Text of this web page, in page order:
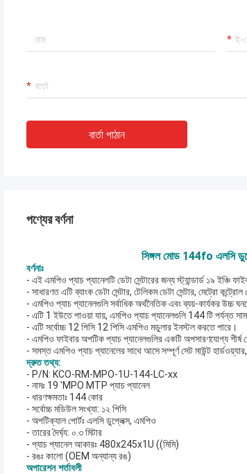
বার্তা পাঠান
পণ্যের বর্ণনা
সিঙ্গল মোড 144fo এলসি
বর্ণনাঃ
- এই এমপিও প্যাচ প্যানেলটি ডেটা সেন্টারের জন্য স্ট্যান্ডার্ড ১৯ ইঞ্চি
- সাধারণত এটি ব্যাংক ডেটা সেন্টার, টেলিকম ডেটা সেন্টার, মেট্রো
- এমপিও প্যাচ প্যানেলগুলি সর্বাধিক অর্থনৈতিক এবং ব্যয়-কার্যকর উচ্চ
- এটি 1 ইউতে পাওয়া যায়, এমপিও প্যাচ প্যানেলগুলি 144 টি পর্যন্ত
- এটি সর্বোচ্চ 12 পিসি 12 পিসি এমপিও মডুলার ইনস্টল করতে পারে।
- এমপিও ফাইবার অপটিক প্যাচ প্যানেলগুলির একটি অপসারণযোগ্য শীর্ষ
- সমস্ত এমপিও প্যাচ প্যানেলের সাথে আসে সম্পূর্ণ সেট মাউন্ট
দ্রুত তথ্য:
- P/N: KCO-RM-MPO-1U-144-LC-xx
- নামঃ 19 'MPO MTP প্যাচ প্যানেল
- ধারণক্ষমতাঃ 144 কোর
- সর্বোচ্চ মডিউল সংখ্যা: ১২ পিসি
- অপটিক্যাল পোর্টঃ এলসি ডুপ্লেক্স, এমপিও
- তারের দৈর্ঘ্য: ০.৩ মিটার
- প্যাচ প্যানেল আকারঃ 480x245x1U ((মিমি)
- রঙঃ কালো (OEM অন্যান্য রঙ)
অপারেশন শর্তাবলী